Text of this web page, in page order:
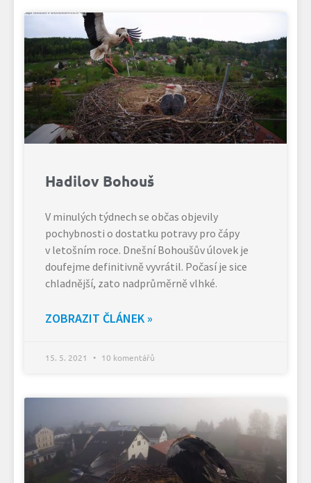
Hadilov Bohouš
V minulých týdnech se občas objevily
pochybnosti o dostatku potravy pro čápy
v letošním roce. Dnešní Bohoušův úlovek je
doufejme definitivně vyvrátil. Počasí je sice
chladnější, zato nadprůměrně vlhké.
ZOBRAZIT ČLÁNEK »
15. 5. 2021 10 komentářů